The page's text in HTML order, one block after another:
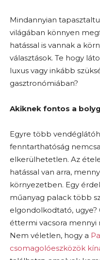
Mindannyian
világában könnyen
hatással is vannak a
választások. Te hogy
luxus vagy inkább
gasztronómiában?
Akiknek fontos a
Egyre több
fenntarthatóság
elkerülhetetlen. Az
hatással van arra,
környezetben. Egy
műanyag palack több
elgondolkodtató,
éttermi vacsora mennyi
Nem véletlen, hogy a
csomagolóeszközök